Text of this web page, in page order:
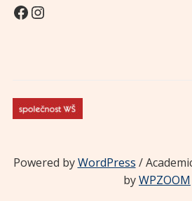
Facebook
Instagram
Powered byWordPress /
byWPZOOM